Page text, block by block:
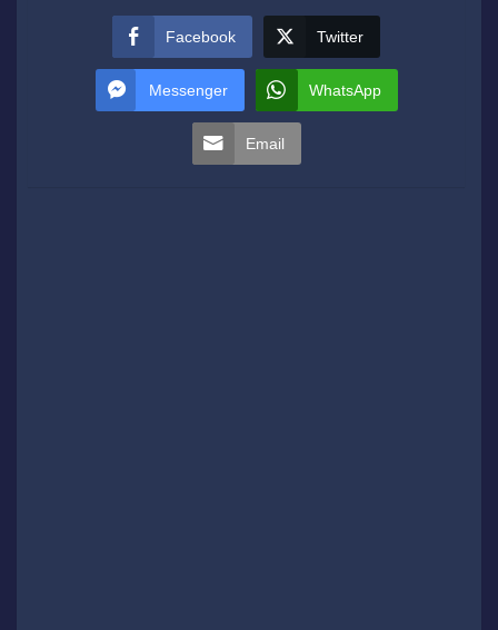
Facebook Twitter
Messenger WhatsApp
Email